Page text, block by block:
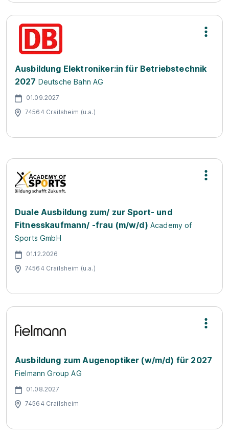
Ausbildung Elektroniker:in für Betriebstechnik
2027 Deutsche Bahn AG
01.09.2027
74564 Crailsheim (u.a.)
Duale Ausbildung zum/ zur Sport- und
Fitnesskaufmann/ -frau (m/w/d) Academy of
Sports GmbH
01.12.2026
74564 Crailsheim (u.a.)
Ausbildung zum Augenoptiker (w/m/d) für 2027
Fielmann Group AG
01.08.2027
74564 Crailsheim